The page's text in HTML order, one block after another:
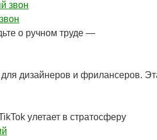
о ручном труде —
дизайнеров и фрилансеров.
улетает в стратосферу